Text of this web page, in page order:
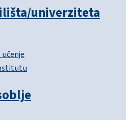
univerziteta